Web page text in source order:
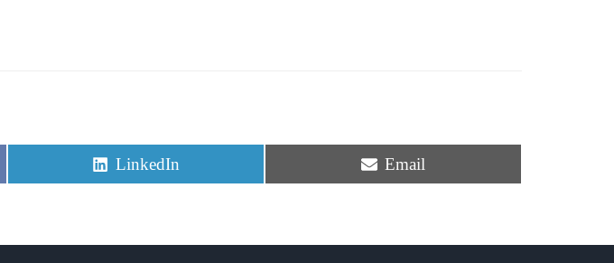
Share
on
LinkedIn
Share
on
Email